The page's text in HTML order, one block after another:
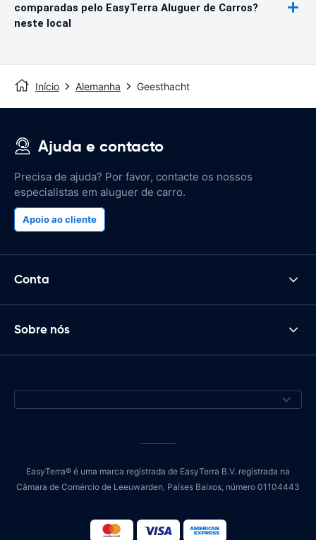
comparadas pelo EasyTerra Aluguer de Carros?
neste local
Início Alemanha Geesthacht
Ajuda e contacto
Precisa de ajuda? Por favor, contacte os nossos
especialistas em aluguer de carro.
Apoio ao cliente
Conta
Sobre nós
EasyTerra® é uma marca registrada de EasyTerra B.V. registrada na
Câmara de Comércio de Leeuwarden, Países Baixos, número 01104443